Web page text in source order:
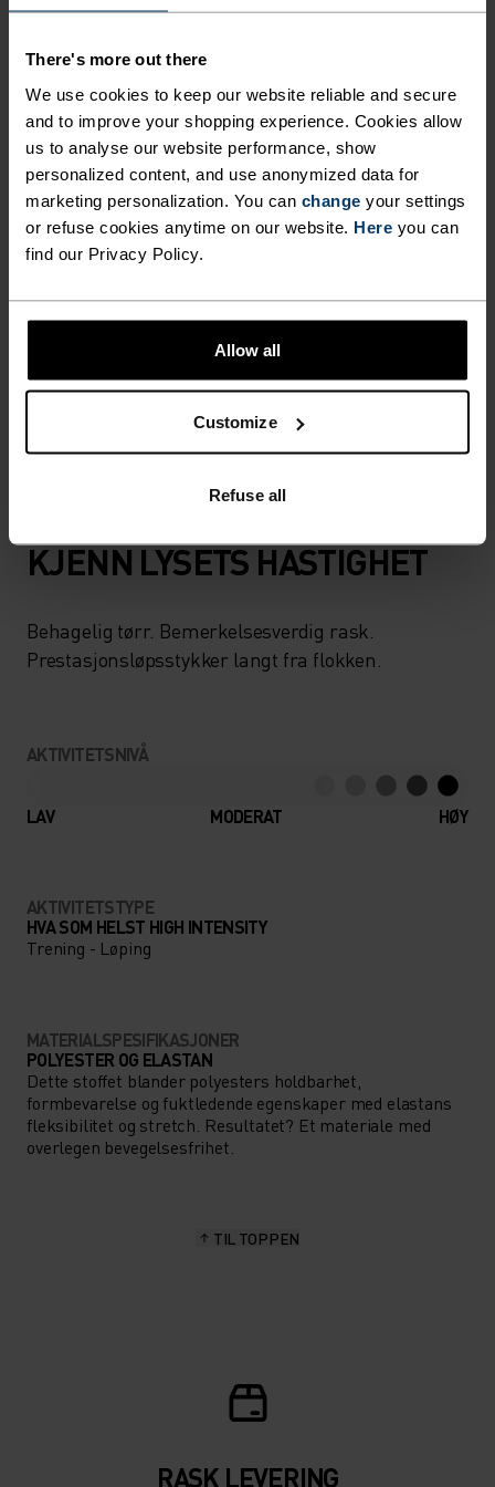
There's more out there
We use cookies to keep our website reliable and secure
and to improve your shopping experience. Cookies allow
us to analyse our website performance, show
personalized content, and use anonymized data for
marketing personalization. You can change your settings
or refuse cookies anytime on our website. Here you can
find our Privacy Policy.
Allow all
Customize
Refuse all
FUNKSJONALITET OG
KOMFORT, LAGET AV
RESIRKULERT MATERIALE.
Enda en dampende start på uken. Jobb. Møter. Alt
sammen. En time åpner seg for et bakkeløp og du
griper det, ivrig etter å brenne av litt stress og
lade opp for resten av uken. Kuttet fra resirkulert
løpere og forhold. En mildt kompressive shorts
som føles rask og kommer komplett med
funksjonelle detaljer som nøkkel- og telefon-
lommer og reflekterende finish for ekstra
KJENN LYSETS HASTIGHET
Behagelig tørr. Bemerkelsesverdig rask.
Prestasjonsløpsstykker langt fra flokken.
AKTIVITETSNIVÅ
LAV MODERAT HØY
AKTIVITETSTYPE
HVA SOM HELST HIGH INTENSITY
Trening - Løping
MATERIALSPESIFIKASJONER
POLYESTER OG ELASTAN
Dette stoffet blander polyesters holdbarhet,
formbevarelse og fuktledende egenskaper med elastans
fleksibilitet og stretch. Resultatet? Et materiale med
overlegen bevegelsesfrihet.
TIL TOPPEN
RASK LEVERING